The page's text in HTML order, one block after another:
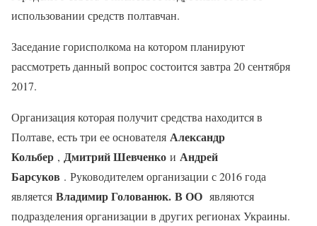
использовании средств полтавчан.
Заседание горисполкома на котором планируют
рассмотреть данный вопрос состоится завтра 20 сентября
2017.
Организация которая получит средства находится в
Полтаве, есть три ее основателя Александр
Кольбер , Дмитрий Шевченко и Андрей
Барсуков . Руководителем организации с 2016 года
является Владимир Голованюк. В ОО являются
подразделения организации в других регионах Украины.